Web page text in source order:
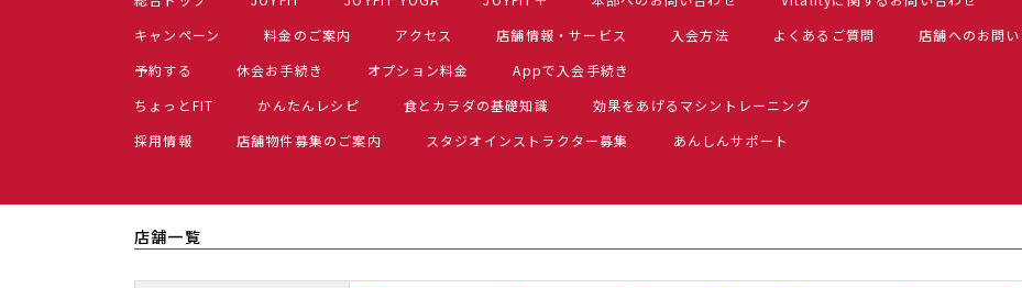
キャンペーン
料金のご案内 アクセス 店舗情報・サービス 入会方法 よくあるご質問 店舗へのお問
予約する
休会お手続き オプション料金
Appで入会手続き
ちょっとFIT
かんたんレシピ 食とカラダの基礎知識
効果をあげるマシントレーニング
採用情報
店舗物件募集のご案内 スタジオインストラクター募集 あんしんサポート
店舗一覧